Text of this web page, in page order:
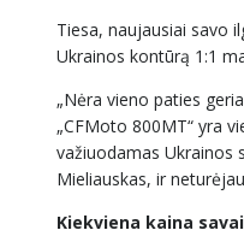
Tiesa, naujausiai savo
Ukrainos kontūrą 1:1
„Nėra vieno paties
„CFMoto 800MT“ yra
važiuodamas Ukrainos
Mieliauskas, ir
Kiekviena kaina